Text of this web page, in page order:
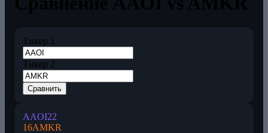
Тикер 1
Тикер 2
Сравнить
AAOI22
16AMKR